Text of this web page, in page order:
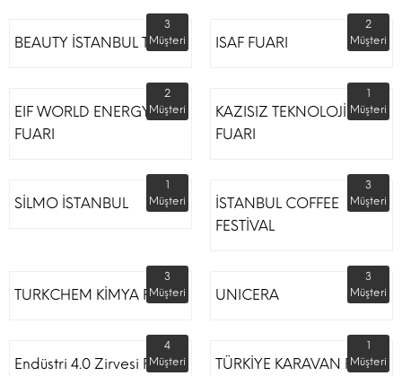
BEAUTY İSTANBUL TÜYAP
3
Müşteri
ISAF FUARI
2
Müşteri
EIF WORLD ENERGY
FUARI
2
Müşteri
KAZISIZ TEKNOLOJİLER
FUARI
1
Müşteri
SİLMO İSTANBUL
1
Müşteri
İSTANBUL COFFEE
FESTİVAL
3
Müşteri
TURKCHEM KİMYA FUARI
3
Müşteri
UNICERA
3
Müşteri
Endüstri 4.0 Zirvesi Fuarı
4
Müşteri
TÜRKİYE KARAVAN FUARI
1
Müşteri